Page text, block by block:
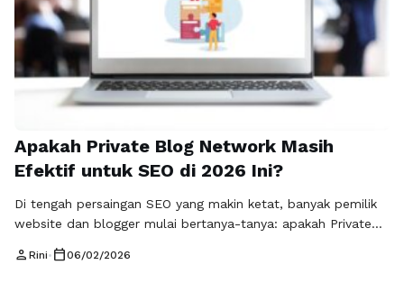
Apakah Private Blog Network Masih
Efektif untuk SEO di 2026 Ini?
Di tengah persaingan SEO yang makin ketat, banyak pemilik
website dan blogger mulai bertanya-tanya: apakah Private
Jawaban jujurnya, PBN masih sangat efektif kalau digunakan
person Rini• calendar_today06/02/2026